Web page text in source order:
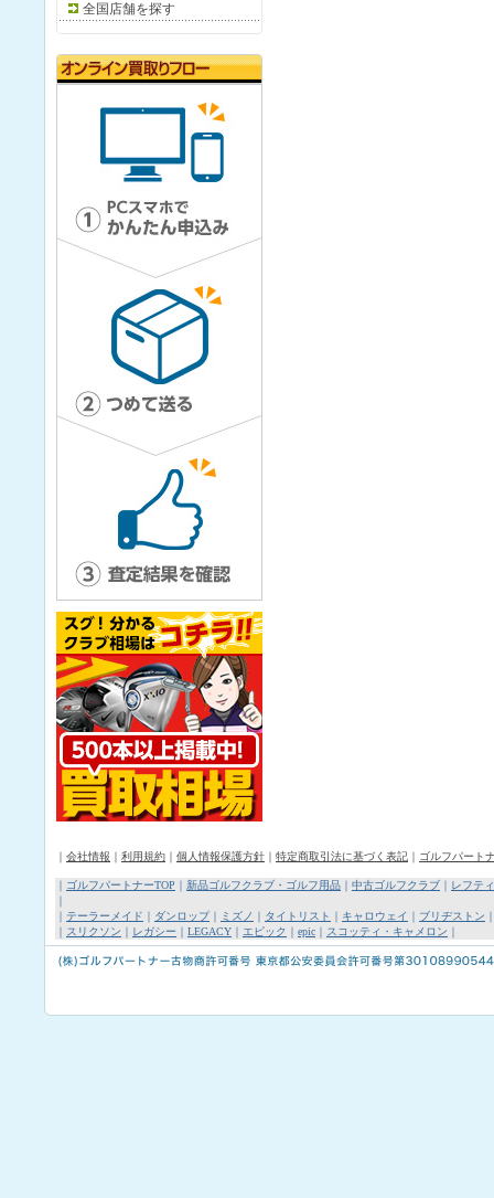
全国店舗を探す
｜ 会社情報 ｜ 利用規約 ｜ 個人情報保護方針 ｜ 特定商取引法に基づく表記 ｜ ゴルフパート
｜ ゴルフパートナーTOP ｜ 新品ゴルフクラブ・ゴルフ用品 ｜ 中古ゴルフクラブ ｜ レフテ
｜
｜ テーラーメイド ｜ ダンロップ｜ ミズノ ｜ タイトリスト ｜ キャロウェイ ｜ ブリヂストン
｜ スリクソン ｜ レガシー ｜ LEGACY ｜ エピック ｜ epic ｜ スコッティ・キャメロン ｜